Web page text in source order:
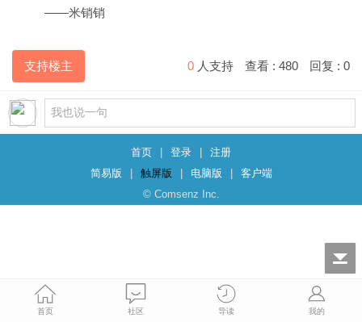
——米销销
支持楼主 0 人支持 查看 : 480 回复 : 0
首页 登录
注册
简易版
触屏版 电脑版
客户端
© Comsenz Inc.
首页 社区 导读 我的